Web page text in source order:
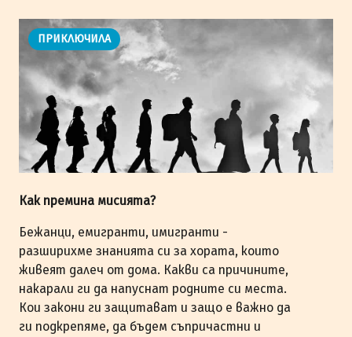
ПРИКЛЮЧИЛА
Как премина мисията?
Бежанци, емигранти, имигранти -
разширихме знанията си за хората, които
живеят далеч от дома. Какви са причините,
накарали ги да напуснат родните си места.
Кои закони ги защитават и защо е важно да
ги подкрепяме, да бъдем съпричастни и